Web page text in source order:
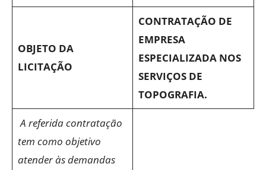
OBJETO DA
LICITAÇÃO
CONTRATAÇÃO DE
EMPRESA
ESPECIALIZADA NOS
SERVIÇOS DE
TOPOGRAFIA.
A referida contratação
tem como objetivo
atender às demandas